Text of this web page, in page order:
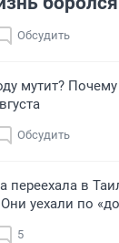
Обсудить
мутит?
Обсудить
переехала в
уехали по
5